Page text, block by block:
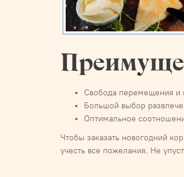
Свобода перемещения и
Большой выбор
Оптимальное
Чтобы заказать новогодний
учесть все пожелания. Не